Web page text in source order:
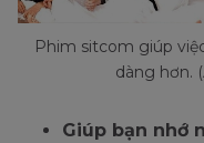
Phim sitcom giúp
dàng hơn.
Giúp bạn nhớ